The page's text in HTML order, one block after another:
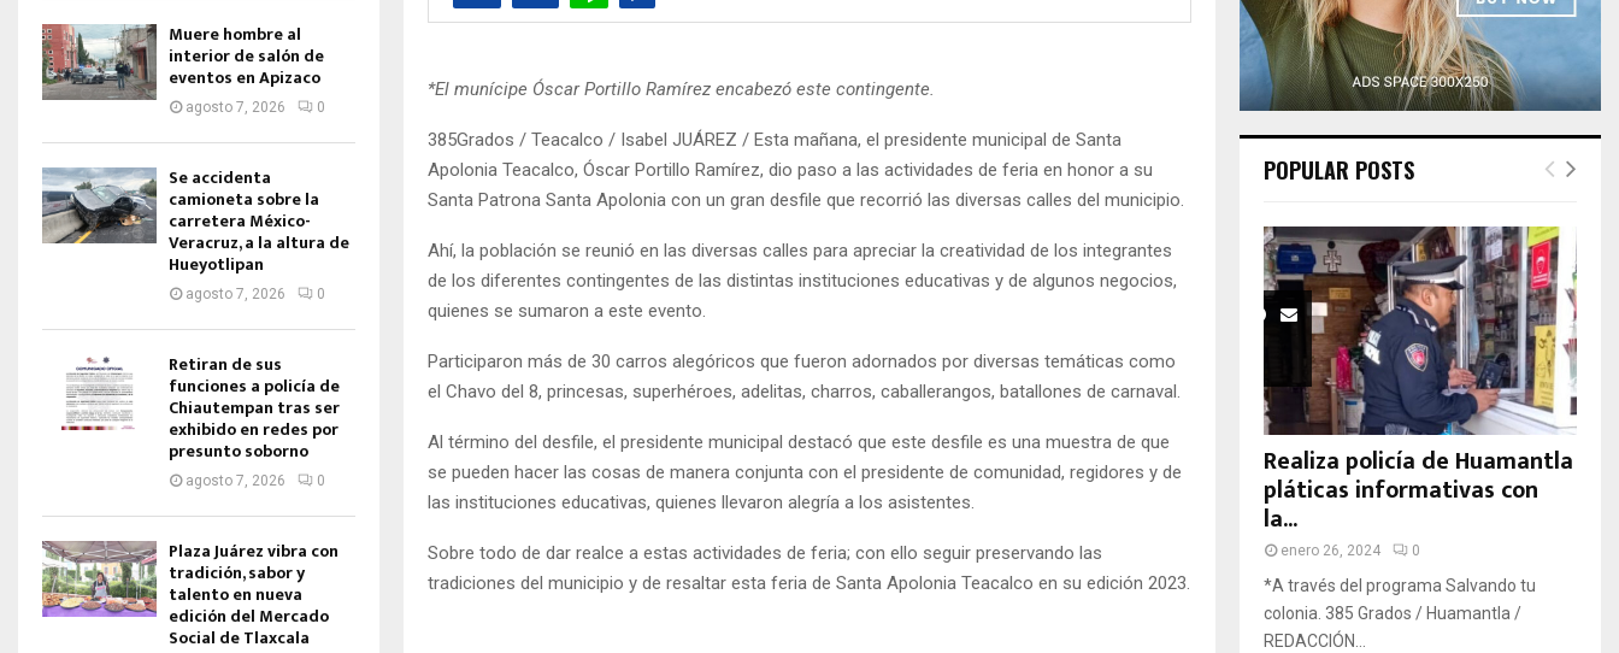
*El munícipe Óscar Portillo Ramírez encabezó este contingente.
385Grados / Teacalco / Isabel JUÁREZ / Esta mañana, el presidente municipal de Santa
Apolonia Teacalco, Óscar Portillo Ramírez, dio paso a las actividades de feria en honor a su
Santa Patrona Santa Apolonia con un gran desfile que recorrió las diversas calles del municipio.
Ahí, la población se reunió en las diversas calles para apreciar la creatividad de los integrantes
de los diferentes contingentes de las distintas instituciones educativas y de algunos negocios,
quienes se sumaron a este evento.
Participaron más de 30 carros alegóricos que fueron adornados por diversas temáticas como
el Chavo del 8, princesas, superhéroes, adelitas, charros, caballerangos, batallones de carnaval.
Al término del desfile, el presidente municipal destacó que este desfile es una muestra de que
se pueden hacer las cosas de manera conjunta con el presidente de comunidad, regidores y de
las instituciones educativas, quienes llevaron alegría a los asistentes.
Sobre todo de dar realce a estas actividades de feria; con ello seguir preservando las
tradiciones del municipio y de resaltar esta feria de Santa Apolonia Teacalco en su edición 2023.
Muere hombre al
interior de salón de
eventos en Apizaco
agosto 7, 2026 0
Se accidenta
camioneta sobre la
carretera México-
Veracruz, a la altura de
Hueyotlipan
agosto 7, 2026 0
Retiran de sus
funciones a policía de
Chiautempan tras ser
exhibido en redes por
presunto soborno
agosto 7, 2026 0
Plaza Juárez vibra con
tradición, sabor y
talento en nueva
edición del Mercado
Social de Tlaxcala
POPULAR POSTS
Realiza policía de Huamantla
pláticas informativas con
la...
enero 26, 2024 0
*A través del programa Salvando tu
colonia. 385 Grados / Huamantla /
REDACCIÓN...